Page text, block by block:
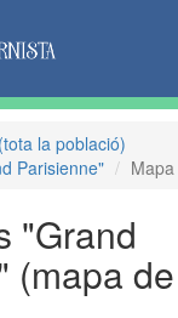
(tota la població)
Parisienne"
"Grand
(mapa